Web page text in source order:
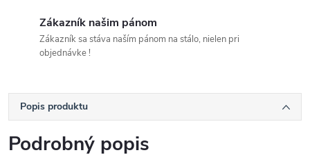
Zákazník našim pánom
Zákazník sa stáva naším pánom na stálo, nielen pri
objednávke !
Popis produktu
Podrobný popis